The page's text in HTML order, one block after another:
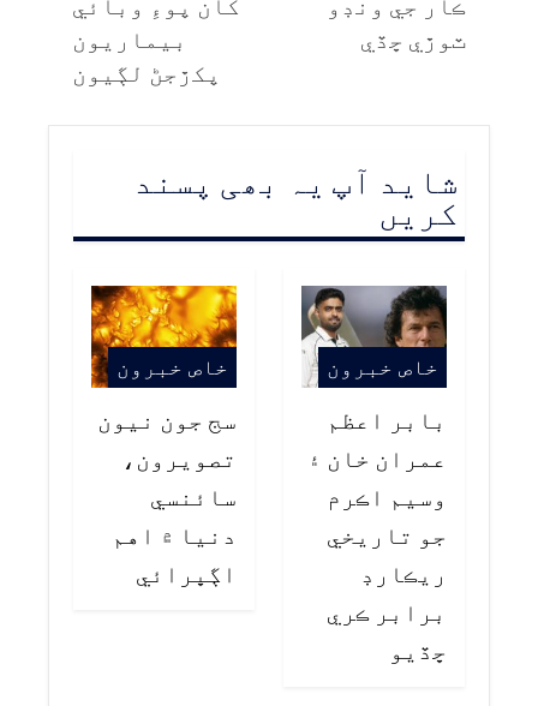
ٽوڙي ڇڏي
بيماريون
پکڙجڻ لڳيون
شاید آپ یہ بھی پسند
کریں
خاص خبرون
بابر اعظم
عمران خان ۽
وسيم اڪرم
جو تاريخي
ريڪارڊ
برابر ڪري
ڇڏيو
خاص خبرون
سج جون نيون
تصويرون،
سائنسي
دنيا ۾ اهم
اڳڀرائي